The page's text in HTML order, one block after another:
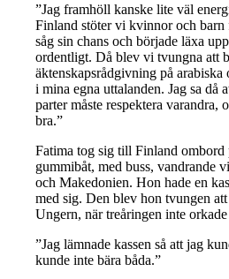
”Jag framhöll kanske lite väl
Finland stöter vi kvinnor och
såg sin chans och började läxa
ordentligt. Då blev vi tvungna att
äktenskapsrådgivning på
i mina egna uttalanden. Jag sa då
parter måste respektera varandra,
bra.”
Fatima tog sig till Finland ombord
gummibåt, med buss, vandrande
och Makedonien. Hon hade en
med sig. Den blev hon tvungen
Ungern, när treåringen inte
”Jag lämnade kassen så att jag
kunde inte bära båda.”